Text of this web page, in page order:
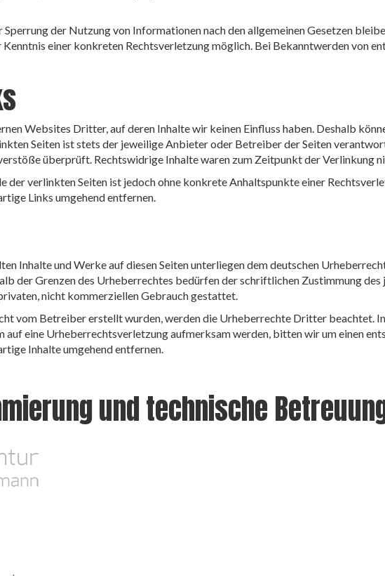
der Nutzung von Informationen nach den allgemeinen Gesetzen
einer konkreten Rechtsverletzung möglich. Bei Bekanntwerden von
Websites Dritter, auf deren Inhalte wir keinen Einfluss haben. Deshalb
Seiten ist stets der jeweilige Anbieter oder Betreiber der Seiten
überprüft. Rechtswidrige Inhalte waren zum Zeitpunkt der Verlinkung
der verlinkten Seiten ist jedoch ohne konkrete Anhaltspunkte einer
Links umgehend entfernen.
Inhalte und Werke auf diesen Seiten unterliegen dem deutschen
der Grenzen des Urheberrechtes bedürfen der schriftlichen Zustimmung
nicht kommerziellen Gebrauch gestattet.
vom Betreiber erstellt wurden, werden die Urheberrechte Dritter beachtet.
auf eine Urheberrechtsverletzung aufmerksam werden, bitten wir um einen
Inhalte umgehend entfernen.
und technische